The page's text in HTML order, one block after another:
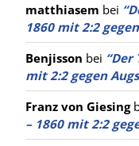
matthiasem bei
1860 mit 2:2
Benjisson bei “Der
mit 2:2 gegen
Franz von Giesing
– 1860 mit 2:2